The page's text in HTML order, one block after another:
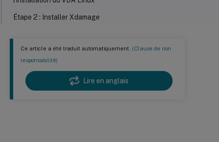
Ce article a été traduit automatiquement. (Clause de non
responsabilité)
Lire en anglais
Étape 2 : Installer Xdamage
Étape 4 : Modifier les fichiers de configuration Xorg
Extinction du moniteur pour les VDA d’accès PC distant
Dépannage